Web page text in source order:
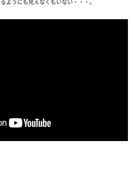
ようにも見えなくもいない・・・。